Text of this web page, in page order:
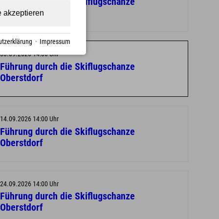
Oberstdorf
03.09.2026 14:00 Uhr
Führung durch die Skiflugschanze
Oberstdorf
14.09.2026 14:00 Uhr
Führung durch die Skiflugschanze
Oberstdorf
24.09.2026 14:00 Uhr
Führung durch die Skiflugschanze
Oberstdorf
akzeptieren
· Impressum